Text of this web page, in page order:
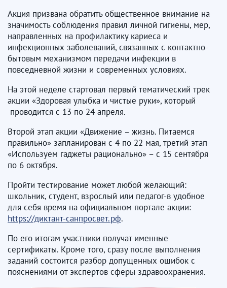
Акция призвана обратить общественное внимание на
значимость соблюдения правил личной гигиены, мер,
направленных на профилактику кариеса и
инфекционных заболеваний, связанных с контактно-
бытовым механизмом передачи инфекции в
повседневной жизни и современных условиях.
На этой неделе стартовал первый тематический трек
акции «Здоровая улыбка и чистые руки», который
проводится с 13 по 24 апреля.
Второй этап акции «Движение – жизнь. Питаемся
правильно» запланирован с 4 по 22 мая, третий этап
«Используем гаджеты рационально» – с 15 сентября
по 6 октября.
Пройти тестирование может любой желающий:
школьник, студент, взрослый или педагог-в удобное
для себя время на официальном портале акции:
https://диктант-санпросвет.рф.
По его итогам участники получат именные
сертификаты. Кроме того, сразу после выполнения
заданий состоится разбор допущенных ошибок с
пояснениями от экспертов сферы здравоохранения.